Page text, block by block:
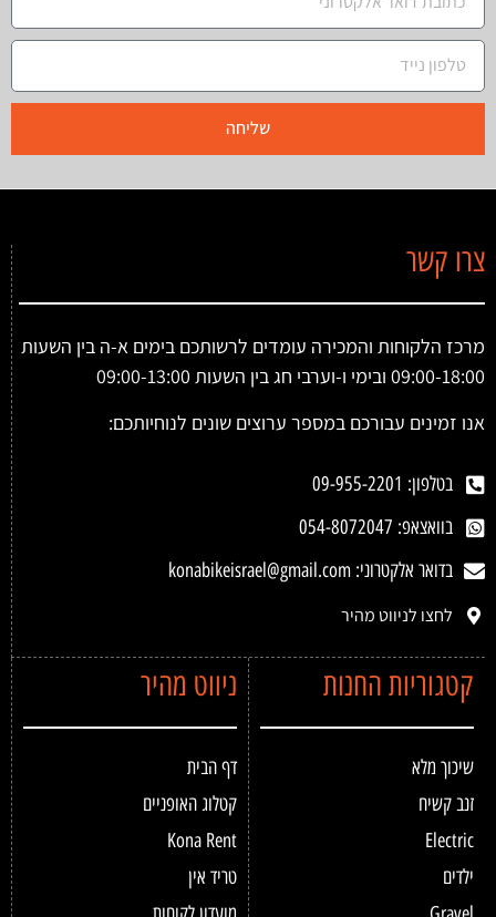
שליחה
ניווט מהיר
דף הבית
קטלוג האופניים
Kona Rent
טריד אין
קטגוריות החנות
שיכוך מלא
זנב קשיח
Electric
ילדים
צרו קשר
מרכז הלקוחות והמכירה עומדים לרשותכם בימים א-ה בין השעות
09:00-18:00 ובימי ו-וערבי חג בין השעות 09:00-13:00
אנו זמינים עבורכם במספר ערוצים שונים לנוחיותכם:
בטלפון: 09-955-2201
בוואצאפ: 054-8072047
בדואר אלקטרוני: konabikeisrael@gmail.com
לחצו לניווט מהיר